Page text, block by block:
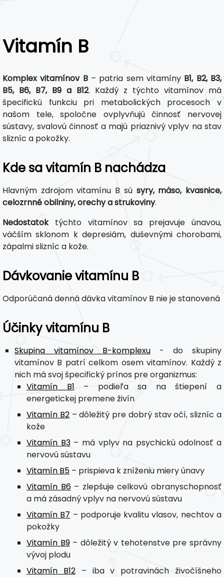
Vitamín B
Komplex vitamínov B– patria sem vitamíny B1, B2, B3,
B5, B6, B7, B9 a B12. Každý z týchto vitamínov má
špecifickú funkciu pri metabolických procesoch v
našom tele, spoločne ovplyvňujú činnosť nervovej
sústavy, svalovú činnosť a majú priaznivý vplyv na stav
slizníc a pokožky.
Kde sa vitamín B nachádza
Hlavným zdrojom vitamínu B sú syry, mäso, kvasnice,
celozrnné obilniny, orechy a strukoviny.
Nedostatoktýchto vitamínov sa prejavuje únavou,
väčším sklonom k ​​depresiám, duševnými chorobami,
zápalmi slizníc a kože.
Dávkovanie vitamínu B
Odporúčaná denná dávka vitamínov B nie je stanovená
Účinky vitamínu B
Skupina vitamínov B-komplexu - do skupiny
vitamínov B patrí celkom osem vitamínov. Každý z
nich má svoj špecifický prínos pre organizmus:
Vitamín B1 – podieľa sa na štiepení a
energetickej premene živín
Vitamín B2– dôležitý pre dobrý stav očí, slizníc a
kože
Vitamín B3– má vplyv na psychickú odolnosť a
nervovú sústavu
Vitamín B5 – prispieva k zníženiu miery únavy
Vitamín B6– zlepšuje celkovú obranyschopnosť
a má zásadný vplyv na nervovú sústavu
Vitamín B7 – podporuje kvalitu vlasov, nechtov a
pokožky
Vitamín B9– dôležitý v tehotenstve pre správny
vývoj plodu
Vitamín B12– iba v potravinách živočíšneho